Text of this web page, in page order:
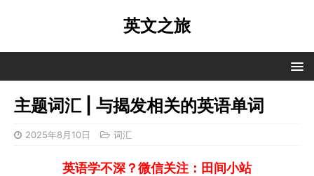
英文之旅
主题词汇 | 与揭发相关的英语单词
2025年8月10日 词汇
英语学不深？微信关注：田间小站